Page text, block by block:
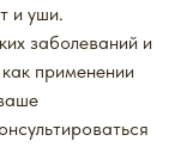
и уши.
заболеваний и
применении